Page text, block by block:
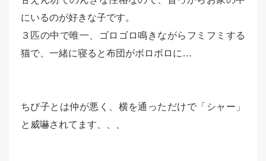
にいるのが好きな子です。
３匹の中で唯一、ゴロゴロ鳴きながらフミフミする
猫で、一緒に寝ると布団がボロボロに…
ちび子とは仲が悪く、横を通っただけで「シャー」
と威嚇されてます、、、